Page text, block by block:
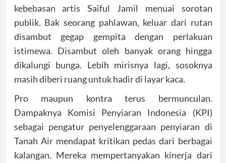
kebebasan artis Saiful Jamil menuai sorotan
publik. Bak seorang pahlawan, keluar dari rutan
disambut gegap gempita dengan perlakuan
istimewa. Disambut oleh banyak orang hingga
dikalungi bunga. Lebih mirisnya lagi, sosoknya
masih diberi ruang untuk hadir di layar kaca.
Pro maupun kontra terus bermunculan.
Dampaknya Komisi Penyiaran Indonesia (KPI)
sebagai pengatur penyelenggaraan penyiaran di
Tanah Air mendapat kritikan pedas dari berbagai
kalangan. Mereka mempertanyakan kinerja dari